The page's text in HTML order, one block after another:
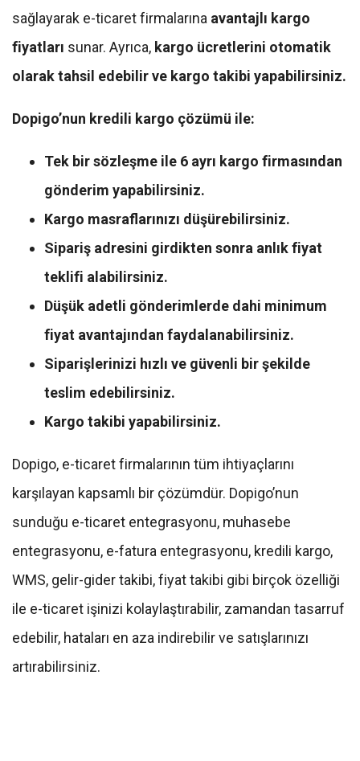
sağlayarak e-ticaret firmalarına avantajlı kargo
fiyatları sunar. Ayrıca, kargo ücretlerini otomatik
olarak tahsil edebilir ve kargo takibi yapabilirsiniz.
Dopigo’nun kredili kargo çözümü ile:
Tek bir sözleşme ile 6 ayrı kargo firmasından
gönderim yapabilirsiniz.
Kargo masraflarınızı düşürebilirsiniz.
Sipariş adresini girdikten sonra anlık fiyat
teklifi alabilirsiniz.
Düşük adetli gönderimlerde dahi minimum
fiyat avantajından faydalanabilirsiniz.
Siparişlerinizi hızlı ve güvenli bir şekilde
teslim edebilirsiniz.
Kargo takibi yapabilirsiniz.
Dopigo, e-ticaret firmalarının tüm ihtiyaçlarını
karşılayan kapsamlı bir çözümdür. Dopigo’nun
sunduğu e-ticaret entegrasyonu, muhasebe
entegrasyonu, e-fatura entegrasyonu, kredili kargo,
WMS, gelir-gider takibi, fiyat takibi gibi birçok özelliği
ile e-ticaret işinizi kolaylaştırabilir, zamandan tasarruf
edebilir, hataları en aza indirebilir ve satışlarınızı
artırabilirsiniz.